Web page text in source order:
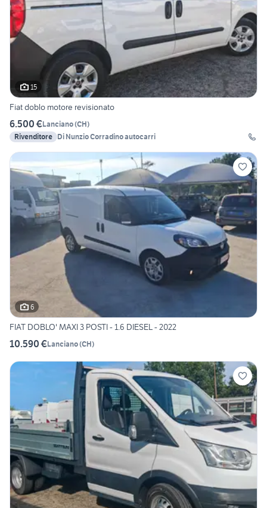
15
Fiat doblo motore revisionato
6.500 €Lanciano(CH)
Rivenditore Di Nunzio Corradino autocarri
6
FIAT DOBLO' MAXI 3 POSTI - 1.6 DIESEL - 2022
10.590 €Lanciano(CH)